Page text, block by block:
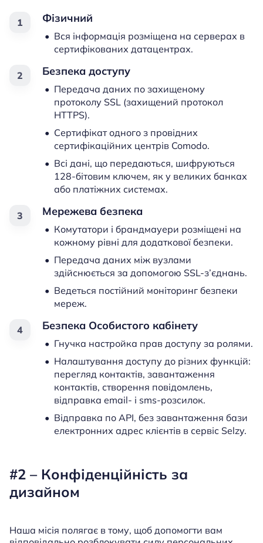
Фізичний
Вся інформація розміщена на серверах в
сертифікованих датацентрах.
Безпека доступу
Передача даних по захищеному
протоколу SSL (захищений протокол
HTTPS).
Сертифікат одного з провідних
сертифікаційних центрів Comodo.
Всі дані, що передаються, шифруються
128-бітовим ключем, як у великих банках
або платіжних системах.
Мережева безпека
Комутатори і брандмауери розміщені на
кожному рівні для додаткової безпеки.
Передача даних між вузлами
здійснюється за допомогою SSL-з’єднань.
Ведеться постійний моніторинг безпеки
мереж.
Безпека Особистого кабінету
Гнучка настройка прав доступу за ролями.
Налаштування доступу до різних функцій:
перегляд контактів, завантаження
контактів, створення повідомлень,
відправка email- і sms-розсилок.
Відправка по API, без завантаження бази
електронних адрес клієнтів в сервіс Selzy.
#2 – Конфіденційність за
дизайном
Наша місія полягає в тому, щоб допомогти вам